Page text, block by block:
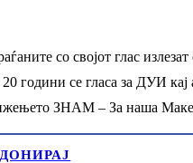
ДОНИРАЈ
со својот глас
се гласа за ДУИ кај
ЗНАМ – За наша